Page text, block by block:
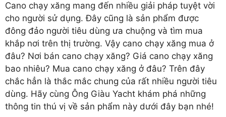
Cano chạy xăng mang đến nhiều giải pháp tuyệt vời
cho người sử dụng. Đây cũng là sản phẩm được
đông đảo người tiêu dùng ưa chuộng và tìm mua
khắp nơi trên thị trường. Vậy cano chạy xăng mua ở
đâu? Nơi bán cano chạy xăng? Giá cano chạy xăng
bao nhiêu? Mua cano chạy xăng ở đâu? Trên đây
chắc hẳn là thắc mắc chung của rất nhiều người tiêu
dùng. Hãy cùng Ông Giàu Yacht khám phá những
thông tin thú vị về sản phẩm này dưới đây bạn nhé!